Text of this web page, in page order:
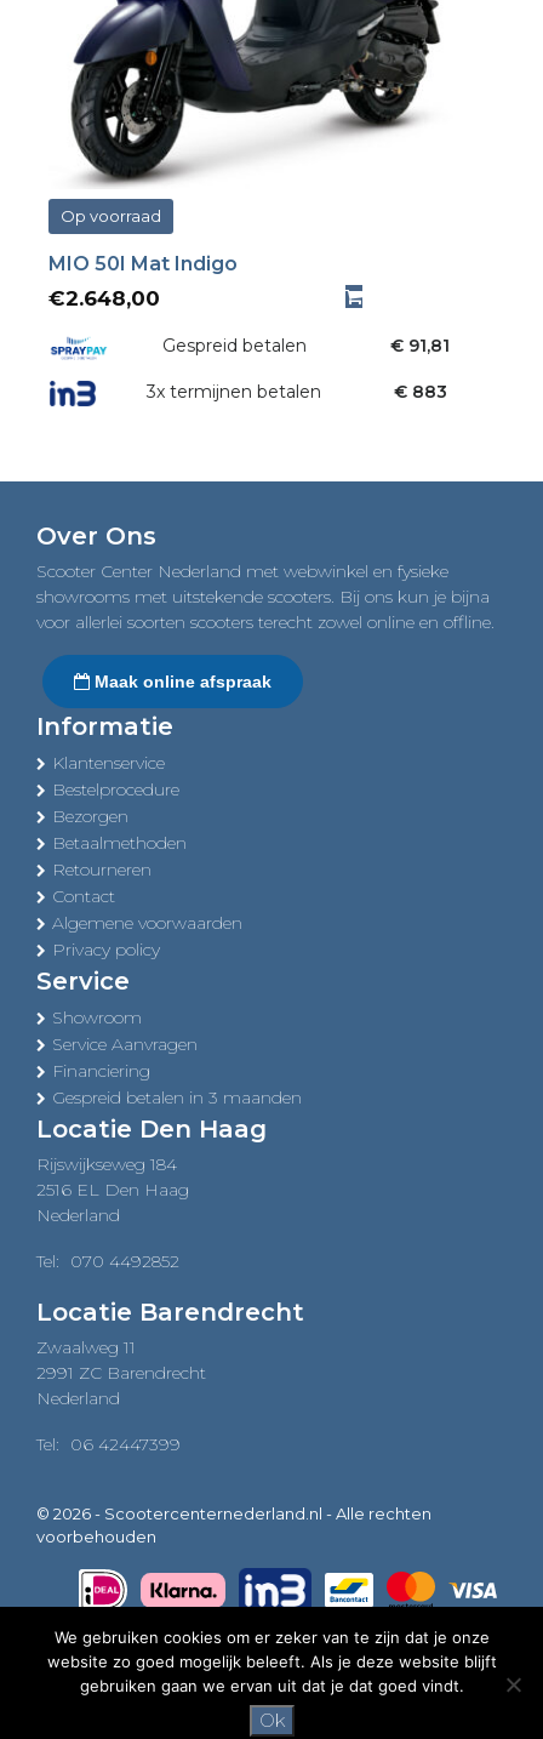
Op voorraad
MIO 50I Mat Indigo
€2.648,00
Gespreid betalen € 91,81
3x termijnen betalen € 883
Over Ons
Scooter Center Nederland met webwinkel en fysieke
showrooms met uitstekende scooters. Bij ons kun je bijna
voor allerlei soorten scooters terecht zowel online en offline.
Maak online afspraak
Informatie
Klantenservice
Bestelprocedure
Bezorgen
Betaalmethoden
Retourneren
Contact
Algemene voorwaarden
Privacy policy
Service
Showroom
Service Aanvragen
Financiering
Gespreid betalen in 3 maanden
Locatie Den Haag
Rijswijkseweg 184
2516 EL Den Haag
Nederland
Tel: 070 4492852
Locatie Barendrecht
Zwaalweg 11
2991 ZC Barendrecht
Nederland
Tel: 06 42447399
© 2026 - Scootercenternederland.nl - Alle rechten
voorbehouden
We gebruiken cookies om er zeker van te zijn dat je onze
website zo goed mogelijk beleeft. Als je deze website blijft
gebruiken gaan we ervan uit dat je dat goed vindt.
Ok